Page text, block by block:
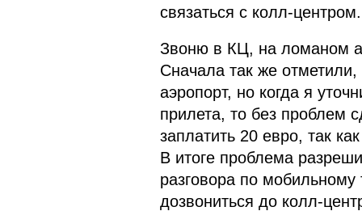
связаться с колл-центром.
Звоню в КЦ, на ломаном
Сначала так же отметили,
аэропорт, но когда я
прилета, то без проблем
заплатить 20 евро, так
В итоге проблема
разговора по
дозвониться до колл-